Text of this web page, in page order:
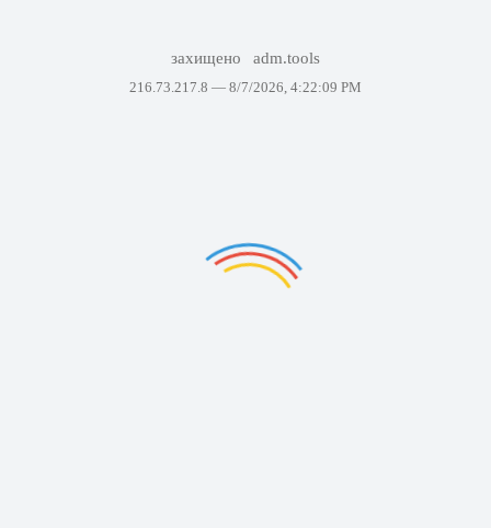
захищено adm.tools
216.73.217.8 — 8/7/2026, 4:22:09 PM